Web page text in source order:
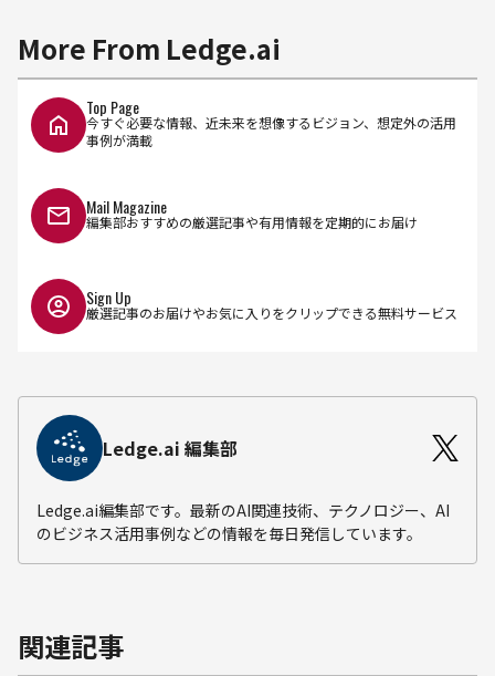
More From Ledge.ai
Top Page
今すぐ必要な情報、近未来を想像するビジョン、想定外の活用
事例が満載
Mail Magazine
編集部おすすめの厳選記事や有用情報を定期的にお届け
Sign Up
厳選記事のお届けやお気に入りをクリップできる無料サービス
Ledge.ai 編集部
Ledge.ai編集部です。最新のAI関連技術、テクノロジー、AI
のビジネス活用事例などの情報を毎日発信しています。
関連記事